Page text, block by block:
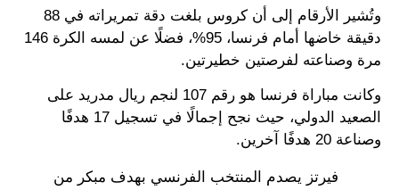
وتُشير الأرقام إلى أن كروس بلغت دقة تمريراته في 88
دقيقة خاضها أمام فرنسا، 95%، فضلًا عن لمسه الكرة 146
مرة وصناعته لفرصتين خطيرتين.
وكانت مباراة فرنسا هو رقم 107 لنجم ريال مدريد على
الصعيد الدولي، حيث نجح إجمالًا في تسجيل 17 هدفًا
وصناعة 20 هدفًا آخرين.
فيرتز يصدم المنتخب الفرنسي بهدف مبكر من